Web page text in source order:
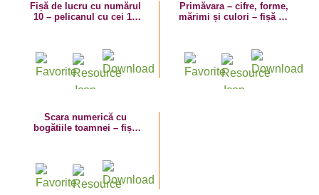
Fișă de lucru cu numărul
10 – pelicanul cu cei 10
Primăvara – cifre, forme,
mărimi și culori – fișă de
Scara numerică cu
bogătiile toamnei – fișă